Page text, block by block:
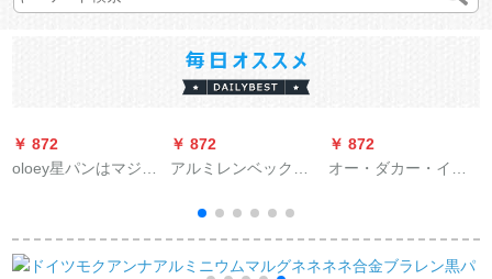
￥ 872
oloey星パンはマジッ
羽音ネットの红姫系
寝室をイントストと
￥ 872
アルミレンベックス
壁に単二層厚手ロマ
ーポラジット28*22
mm洋風ダンベルドを
￥ 872
オー・ダカー・イ
ディィのレイン防止
外線手動電気半遮光